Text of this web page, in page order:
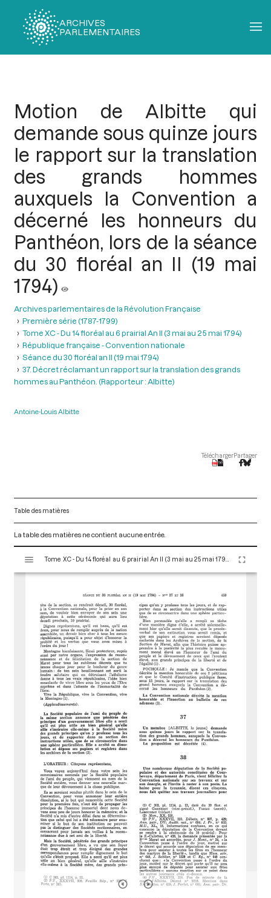
ARCHIVES
PARLEMENTAIRES
Motion de Albitte qui
demande sous quinze jours
le rapport sur la translation
des grands hommes
auxquels la Convention a
décerné les honneurs du
Panthéon, lors de la séance
du 30 floréal an II (19 mai
1794)
Archives parlementaires de la Révolution Française
Première série (1787-1799)
Tome XC - Du 14 floréal au 6 prairial An II (3 mai au 25 mai 1794)
République française - Convention nationale
Séance du 30 floréal an II (19 mai 1794)
37. Décret réclamant un rapport sur la translation des grands
hommes au Panthéon. (Rapporteur : Albitte)
Antoine-Louis Albitte
TéléchargerPartager
Table des matières
La table des matières ne contient aucune entrée.
s